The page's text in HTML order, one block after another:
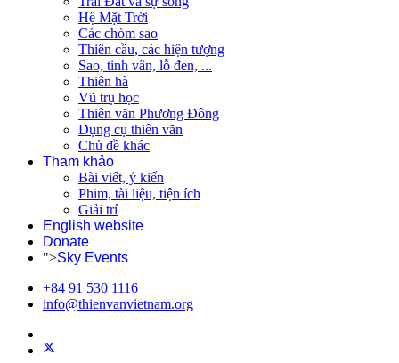
Hệ Mặt Trời
Các chòm sao
Thiên cầu, các hiện tượng
Sao, tinh vân, lỗ đen, ...
Thiên hà
Vũ trụ học
Thiên văn Phương Đông
Dụng cụ thiên văn
Chủ đề khác
Tham khảo
Bài viết, ý kiến
Phim, tài liệu, tiện ích
Giải trí
English website
Donate
">Sky Events
+84 91 530 1116
info@thienvanvietnam.org